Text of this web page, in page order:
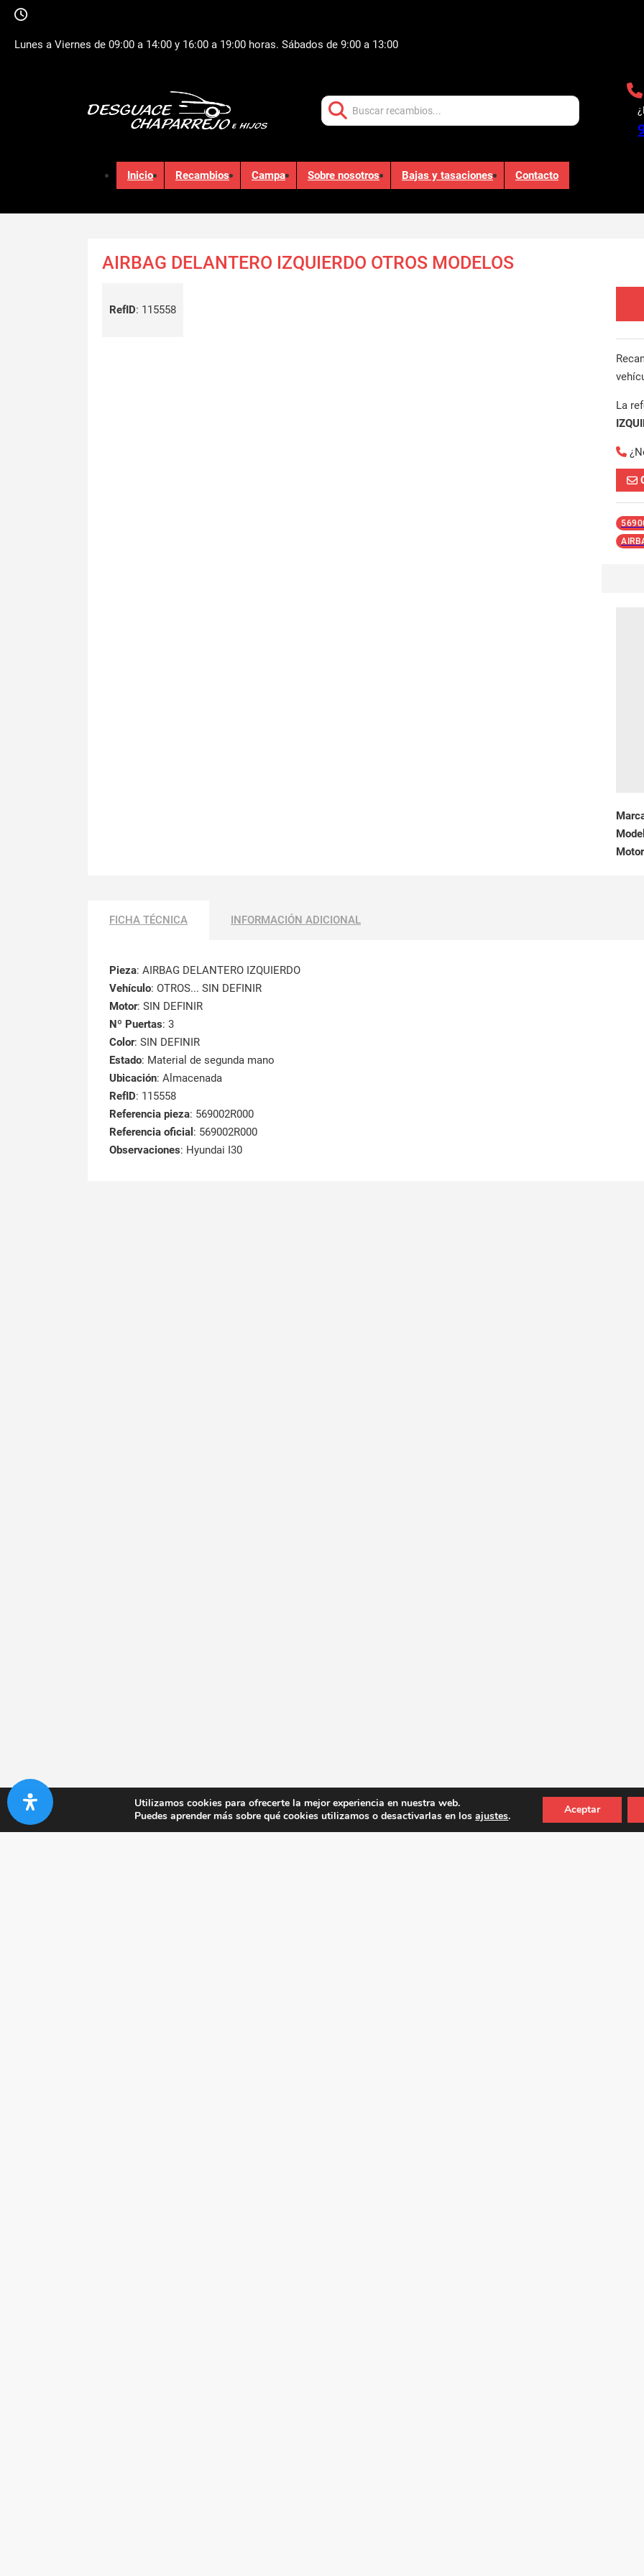
Lunes a Viernes de 09:00 a 14:00 y 16:00 a 19:00 horas. Sábados de 9:00 a 13:00
Inicio Recambios Campa Sobre nosotros Bajas y tasaciones Contacto
AIRBAG DELANTERO IZQUIERDO OTROS MODELOS
RefID: 115558
La
Motor
FICHA TÉCNICA INFORMACIÓN ADICIONAL
Pieza: AIRBAG DELANTERO IZQUIERDO
Vehículo: OTROS... SIN DEFINIR
Motor: SIN DEFINIR
Nº Puertas: 3
Color: SIN DEFINIR
Estado: Material de segunda mano
Ubicación: Almacenada
RefID: 115558
Referencia pieza: 569002R000
Referencia oficial : 569002R000
Observaciones: Hyundai I30
Utilizamos cookies para ofrecerte la mejor experiencia en nuestra web.
Puedes aprender más sobre qué cookies utilizamos o desactivarlas en losajustes. Aceptar